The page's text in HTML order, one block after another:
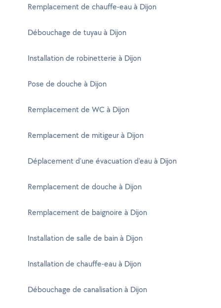
Remplacement de chauffe-eau à Dijon
Débouchage de tuyau à Dijon
Installation de robinetterie à Dijon
Pose de douche à Dijon
Remplacement de WC à Dijon
Remplacement de mitigeur à Dijon
Déplacement d'une évacuation d'eau à Dijon
Remplacement de douche à Dijon
Remplacement de baignoire à Dijon
Installation de salle de bain à Dijon
Installation de chauffe-eau à Dijon
Débouchage de canalisation à Dijon